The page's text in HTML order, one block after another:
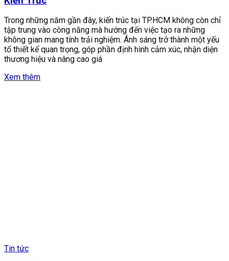
Trong những năm gần đây, kiến trúc tại TP.HCM không còn chỉ
tập trung vào công năng mà hướng đến việc tạo ra những
không gian mang tính trải nghiệm. Ánh sáng trở thành một yếu
tố thiết kế quan trọng, góp phần định hình cảm xúc, nhận diện
thương hiệu và nâng cao giá
Xem thêm
Tin tức